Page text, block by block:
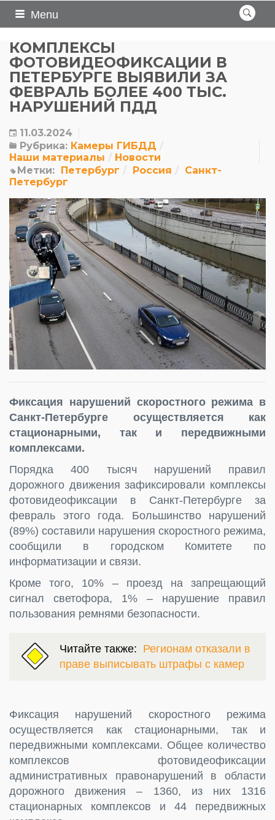
Menu
КОМПЛЕКСЫ
ФОТОВИДЕОФИКСАЦИИ В
ПЕТЕРБУРГЕ ВЫЯВИЛИ ЗА
ФЕВРАЛЬ БОЛЕЕ 400 ТЫС.
НАРУШЕНИЙ ПДД
11.03.2024
Рубрика: Камеры ГИБДД
Наши материалы
Новости
Метки: Петербург Россия
Санкт-
Петербург
Фиксация нарушений скоростного режима в
Санкт-Петербурге осуществляется как
стационарными, так и передвижными
комплексами.
Порядка 400 тысяч нарушений правил
дорожного движения зафиксировали комплексы
фотовидеофиксации в Санкт-Петербурге за
февраль этого года. Большинство нарушений
(89%) составили нарушения скоростного режима,
сообщили в городском Комитете по
информатизации и связи.
Кроме того, 10% – проезд на запрещающий
сигнал светофора, 1% – нарушение правил
пользования ремнями безопасности.
Читайте также: Регионам отказали в
праве выписывать штрафы с камер
Фиксация нарушений скоростного режима
осуществляется как стационарными, так и
передвижными комплексами. Общее количество
комплексов фотовидеофиксации
административных правонарушений в области
дорожного движения – 1360, из них 1316
стационарных комплексов и 44 передвижных